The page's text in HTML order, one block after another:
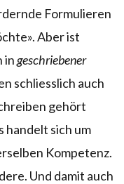
Formulieren
Aber ist
ingeschriebener
schliesslich auch
gehört
handelt sich um
Kompetenz.
Und damit auch